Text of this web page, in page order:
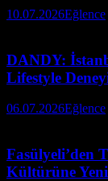
10.07.2026Eğlence
DANDY:
Lifestyle
06.07.2026Eğlence
Fasülyeli’den
Kültürüne